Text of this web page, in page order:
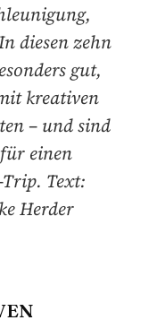
diesen zehn
gut,
kreativen
– und sind
einen
Trip. Text:
Herder